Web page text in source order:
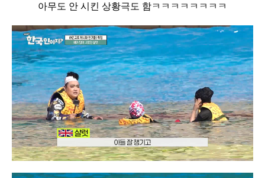
아무도 안 시킨 상황극도 함ㅋㅋㅋㅋㅋㅋㅋㅋ